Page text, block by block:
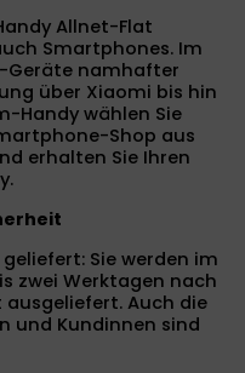
Allnet-Flat
Smartphones. Im
Geräte namhafter
über Xiaomi bis hin
Handy wählen Sie
Shop aus
erhalten Sie Ihren
Sie werden im
zwei Werktagen nach
Auch die
und Kundinnen sind